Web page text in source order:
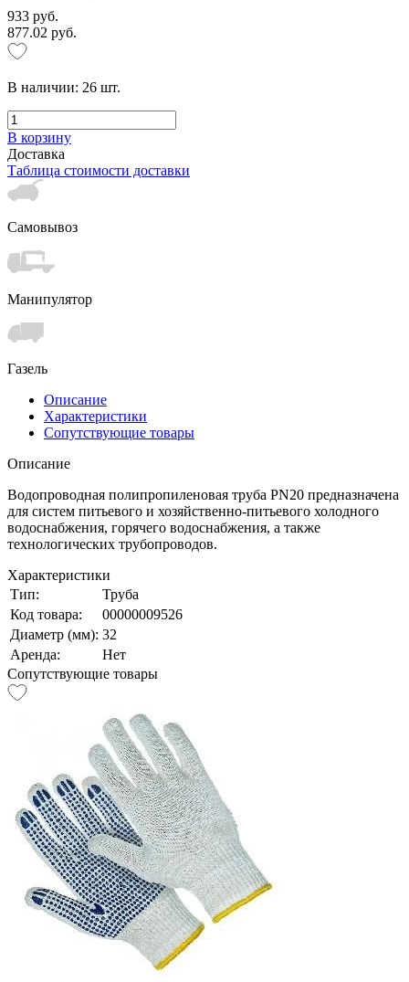
933 руб.
877.02 руб.
В наличии: 26 шт.
В корзину
Доставка
Таблица стоимости доставки
Самовывоз
Манипулятор
Газель
Описание
Характеристики
Сопутствующие товары
Описание
Водопроводная полипропиленовая труба PN20 предназначена
для систем питьевого и хозяйственно-питьевого холодного
водоснабжения, горячего водоснабжения, а также
технологических трубопроводов.
Характеристики
Тип:
Труба
Код товара:
00000009526
Диаметр (мм): 32
Аренда:
Нет
Сопутствующие товары